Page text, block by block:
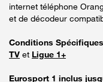
internet téléphone
et de décodeur
Conditions
TV et Ligue 1+
Eurosport 1 inclus